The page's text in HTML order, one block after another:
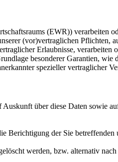
(EWR)) verarbeiten
(vor)vertraglichen Pflichten,
Erlaubnisse,
besonderer Garantien, wie
spezieller vertraglicher
über diese Daten sowie
Berichtigung der Sie
werden, bzw. alternativ